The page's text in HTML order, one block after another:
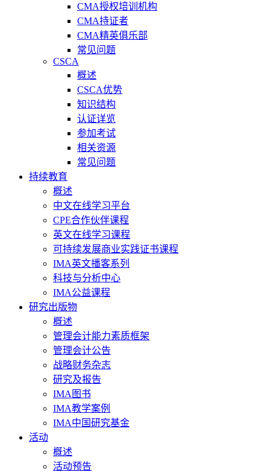
CMA授权培训机构
CMA持证者
CMA精英俱乐部
常见问题
CSCA
概述
CSCA优势
知识结构
认证详览
参加考试
相关资源
常见问题
持续教育
概述
中文在线学习平台
CPE合作伙伴课程
英文在线学习课程
可持续发展商业实践证书课程
IMA英文播客系列
科技与分析中心
IMA公益课程
研究出版物
概述
管理会计能力素质框架
管理会计公告
战略财务杂志
研究及报告
IMA图书
IMA教学案例
IMA中国研究基金
活动
概述
活动预告